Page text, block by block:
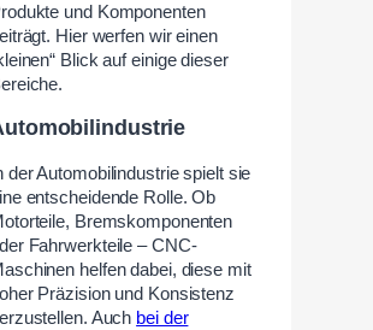
und Komponenten
Hier werfen wir einen
Blick auf einige dieser
der Automobilindustrie spielt sie
entscheidende Rolle. Ob
Bremskomponenten
Fahrwerkteile – CNC-
helfen dabei, diese mit
Präzision und Konsistenz
Auch bei der